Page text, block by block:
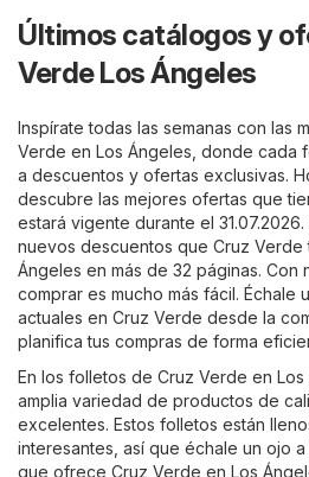
Últimos catálogos y
Verde Los Ángeles
Inspírate todas las semanas con las
Verde en Los Ángeles, donde cada
a descuentos y ofertas exclusivas.
descubre las mejores ofertas que
estará vigente durante el
nuevos descuentos que Cruz
Ángeles en más de 32 páginas. Con
comprar es mucho más fácil. Échale
actuales en Cruz Verde desde la
planifica tus compras de forma
En los folletos de Cruz Verde en
amplia variedad de productos de
excelentes. Estos folletos están
interesantes, así que échale un ojo
que ofrece Cruz Verde en Los